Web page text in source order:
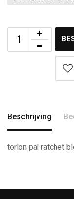
Beschrijving
torlon pal ratchet